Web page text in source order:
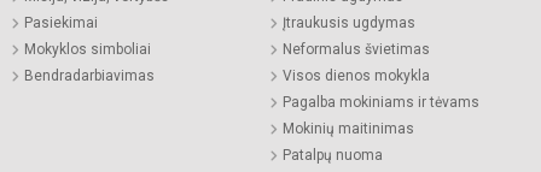
Pasiekimai
Mokyklos simboliai
Bendradarbiavimas
Įtraukusis ugdymas
Neformalus švietimas
Visos dienos mokykla
Pagalba mokiniams ir tėvams
Mokinių maitinimas
Patalpų nuoma